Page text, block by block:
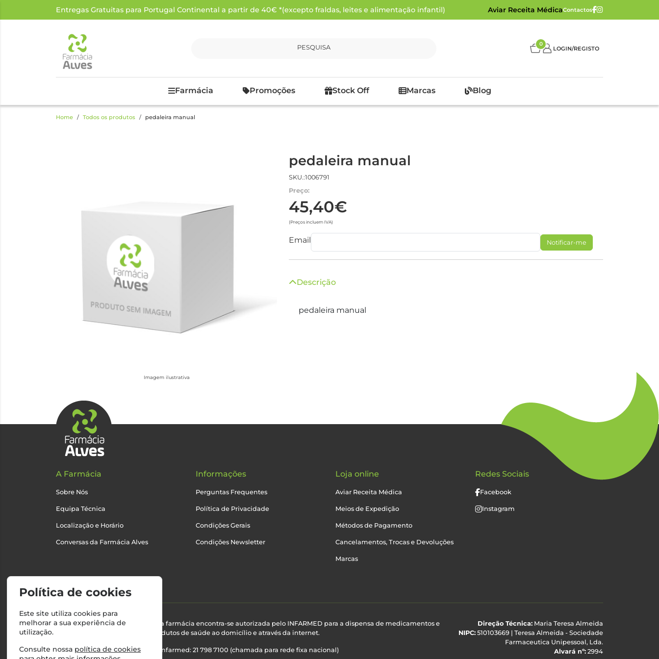
Entregas Gratuitas para Portugal Continental a partir de 40€ *(excepto fraldas, leites e alimentação infantil) Aviar Receita MédicaContactos
PESQUISA 0
LOGIN/REGISTO
Farmácia Promoções Stock Off Marcas Blog
Home Todos os produtos pedaleira manual
Imagem ilustrativa
pedaleira manual
SKU.:1006791
Preço:
45,40€
(Preços incluem IVA)
Email Notificar-me
Descrição
pedaleira manual
A Farmácia
Sobre Nós
Equipa Técnica
Localização e Horário
Conversas da Farmácia Alves
Informações
Perguntas Frequentes
Política de Privacidade
Condições Gerais
Condições Newsletter
Loja online
Aviar Receita Médica
Meios de Expedição
Métodos de Pagamento
Cancelamentos, Trocas e Devoluções
Marcas
Redes Sociais
Facebook
Instagram
Esta farmácia encontra-se autorizada pelo INFARMED para a dispensa de medicamentos e
produtos de saúde ao domicílio e através da internet.
Nº Infarmed: 21 798 7100 (chamada para rede fixa nacional)
Direção Técnica: Maria Teresa Almeida
NIPC: 510103669 | Teresa Almeida - Sociedade
Farmaceutica Unipessoal, Lda.
Alvará nº: 2994
Política de cookies
Este site utiliza cookies para
melhorar a sua experiência de
utilização.
Consulte nossa política de cookies